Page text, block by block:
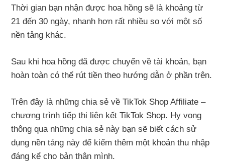
Thời gian bạn nhận được hoa hồng sẽ là khoảng từ
21 đến 30 ngày, nhanh hơn rất nhiều so với một số
nền tảng khác.
Sau khi hoa hồng đã được chuyển về tài khoản, bạn
hoàn toàn có thể rút tiền theo hướng dẫn ở phần trên.
Trên đây là những chia sẻ về TikTok Shop Affiliate –
chương trình tiếp thị liên kết TikTok Shop. Hy vọng
thông qua những chia sẻ này bạn sẽ biết cách sử
dụng nền tảng này để kiếm thêm một khoản thu nhập
đáng kể cho bản thân mình.